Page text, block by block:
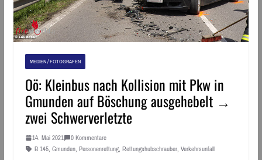
MEDIEN / FOTOGRAFEN
Oö: Kleinbus nach Kollision mit Pkw in
Gmunden auf Böschung ausgehebelt →
zwei Schwerverletzte
14. Mai 2021
0 Kommentare
B 145, Gmunden, Personenrettung, Rettungshubschrauber, Verkehrsunfall